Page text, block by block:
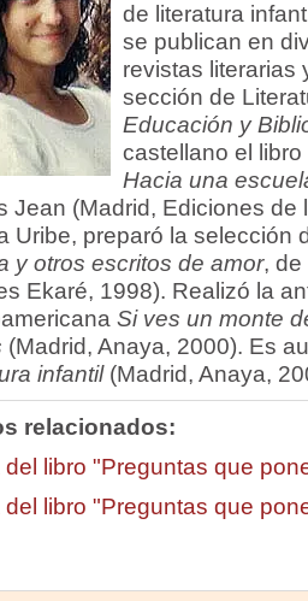
de literatura
se publican en
revistas literarias
sección de
Educación y
castellano el libro
Hacia una
Jean (Madrid, Ediciones de
Uribe, preparó la selección
y otros escritos de amor, de
Ekaré, 1998). Realizó la
Si ves un monte
(Madrid, Anaya, 2000). Es
infantil(Madrid, Anaya,
relacionados:
del libro "Preguntas que
del libro "Preguntas que